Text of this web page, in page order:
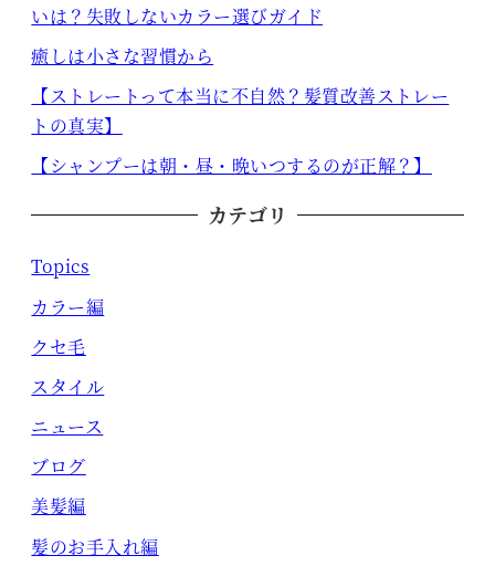
いは？失敗しないカラー選びガイド
癒しは小さな習慣から
【ストレートって本当に不自然？髪質改善ストレー
トの真実】
【シャンプーは朝・昼・晩いつするのが正解？】
カテゴリ
Topics
カラー編
クセ毛
スタイル
ニュース
ブログ
美髪編
髪のお手入れ編